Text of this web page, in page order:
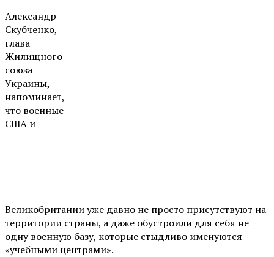
Александр
Скубченко,
глава
Жилищного
союза
Украины,
напоминает,
что военные
США и
Великобритании уже давно не просто присутствуют на
территории страны, а даже обустроили для себя не
одну военную базу, которые стыдливо именуются
«учебными центрами».